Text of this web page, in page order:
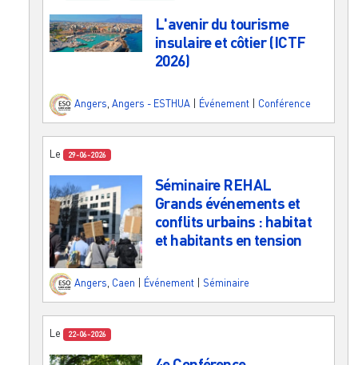
L'avenir du tourisme
insulaire et côtier (ICTF
2026)
Angers Angers - ESTHUA Événement Conférence
Le 29-06-2026
Séminaire REHAL
Grands événements et
conflits urbains : habitat
et habitants en tension
Angers, Caen Événement Séminaire
Le 22-06-2026